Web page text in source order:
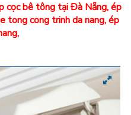
cọc bê tông tại Đà Nẵng,ép
tong cong trinh da nang,ép
,